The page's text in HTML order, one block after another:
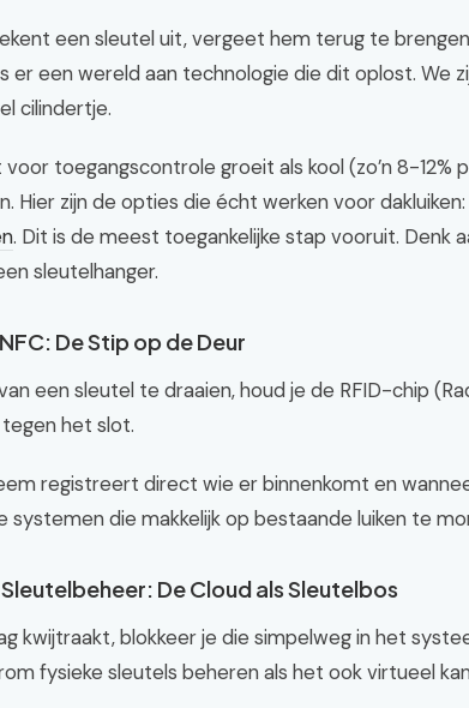
een sleutel uit, vergeet hem terug te
er een wereld aan technologie die dit oplost. We
cilindertje.
toegangscontrole groeit als kool (zo’n 8-12%
Hier zijn de opties die écht werken voor dakluiken:
. Dit is de meest toegankelijke stap vooruit. Denk
sleutelhanger.
De Stip op de Deur
een sleutel te draaien, houd je de RFID-chip
het slot.
registreert direct wie er binnenkomt en
systemen die makkelijk op bestaande luiken te
De Cloud als Sleutelbos
kwijtraakt, blokkeer je die simpelweg in het
fysieke sleutels beheren als het ook virtueel